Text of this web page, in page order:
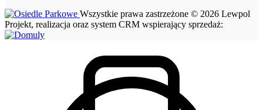
Wszystkie prawa zastrzeżone © 2026 Lewpol
Projekt, realizacja oraz system CRM wspierający sprzedaż: